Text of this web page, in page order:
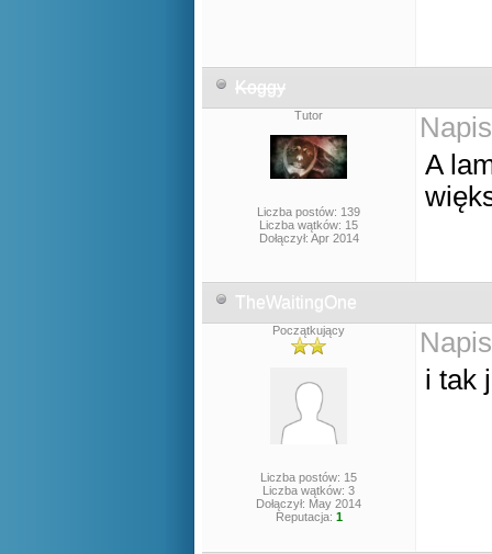
Koggy
Tutor
Liczba postów: 139
Liczba wątków: 15
Dołączył: Apr 2014
A
TheWaitingOne
Początkujący
Liczba postów: 15
Liczba wątków: 3
Dołączył: May 2014
Reputacja: 1
i tak